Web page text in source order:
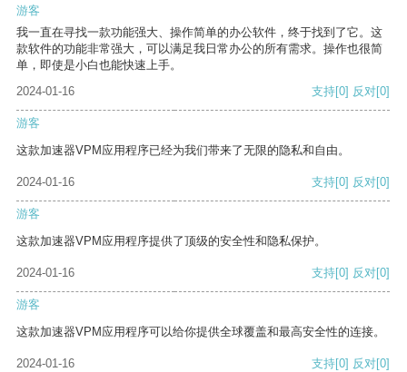
游客
我一直在寻找一款功能强大、操作简单的办公软件，终于找到了它。这
款软件的功能非常强大，可以满足我日常办公的所有需求。操作也很简
单，即使是小白也能快速上手。
2024-01-16
支持[0] 反对[0]
游客
这款加速器VPM应用程序已经为我们带来了无限的隐私和自由。
2024-01-16 支持[0] 反对[0]
游客
这款加速器VPM应用程序提供了顶级的安全性和隐私保护。
2024-01-16 支持[0] 反对[0]
游客
这款加速器VPM应用程序可以给你提供全球覆盖和最高安全性的连接。
2024-01-16 支持[0] 反对[0]